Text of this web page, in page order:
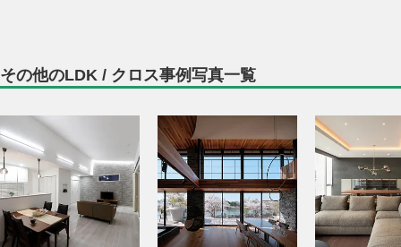
その他のLDK / クロス事例写真一覧